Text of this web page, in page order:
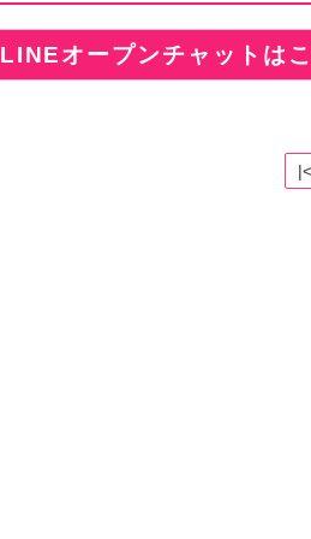
LINEオープンチャットは